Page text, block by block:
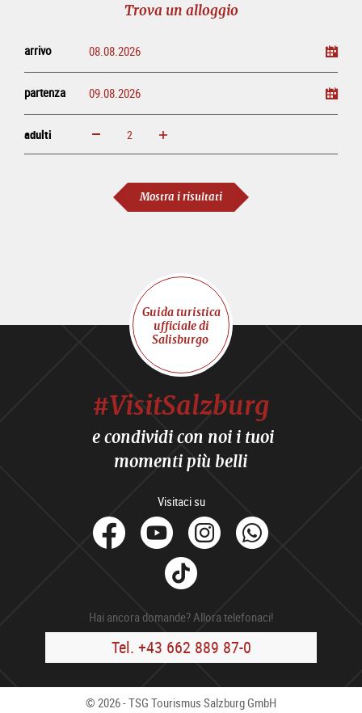
Trova un alloggio
arrivo
partenza
adulti ingrandisci diminuisci
Mostra i risultati
Guida turistica
ufficiale di
Salisburgo
#VisitSalzburg
e condividi con noi i tuoi
momenti più belli
Visitaci su
facebook
YoutubeInstagram
Tik
Tok
Hai ancora domande? Allora telefonaci!
Tel. +43 662 889 87-0
© 2026 - TSG Tourismus Salzburg GmbH